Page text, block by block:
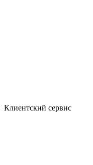
Клиентский сервис